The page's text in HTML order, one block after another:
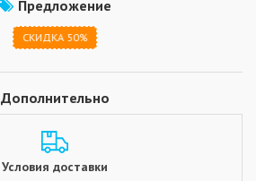
Предложение
СКИДКА 50%
Дополнительно
Условия доставки